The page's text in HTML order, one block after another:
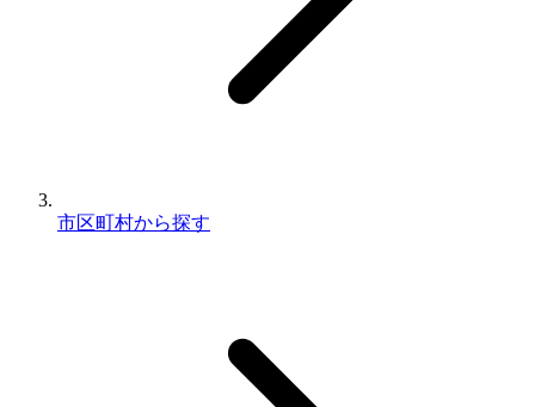
市区町村から探す